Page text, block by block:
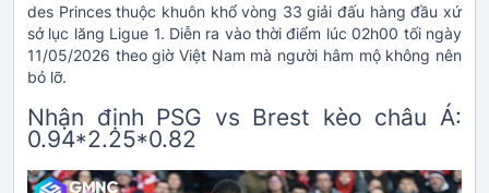
des Princes thuộc khuôn khổ vòng 33 giải đấu hàng đầu xứ
sở lục lăng Ligue 1. Diễn ra vào thời điểm lúc 02h00 tối ngày
11/05/2026 theo giờ Việt Nam mà người hâm mộ không nên
bỏ lỡ.
Nhận định PSG vs Brest kèo châu Á:
0.94*2.25*0.82